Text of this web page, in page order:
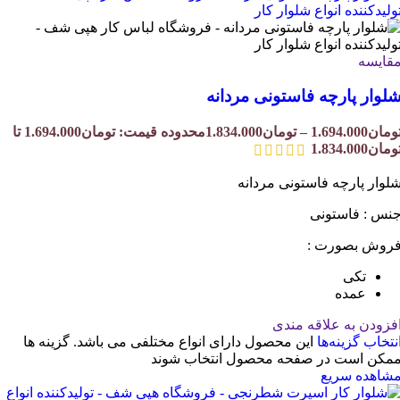
پارچه فاستونی مردانه
1.694.000
– تومان1.834.000
محدوده قیمت: تومان1.694.000 تا
پارچه فاستونی مردانه
: فاستونی
بصورت :
تکی
عمده
به علاقه مندی
گزینه‌ها این محصول دارای انواع مختلفی می باشد. گزینه ها
است در صفحه محصول انتخاب شوند
سریع